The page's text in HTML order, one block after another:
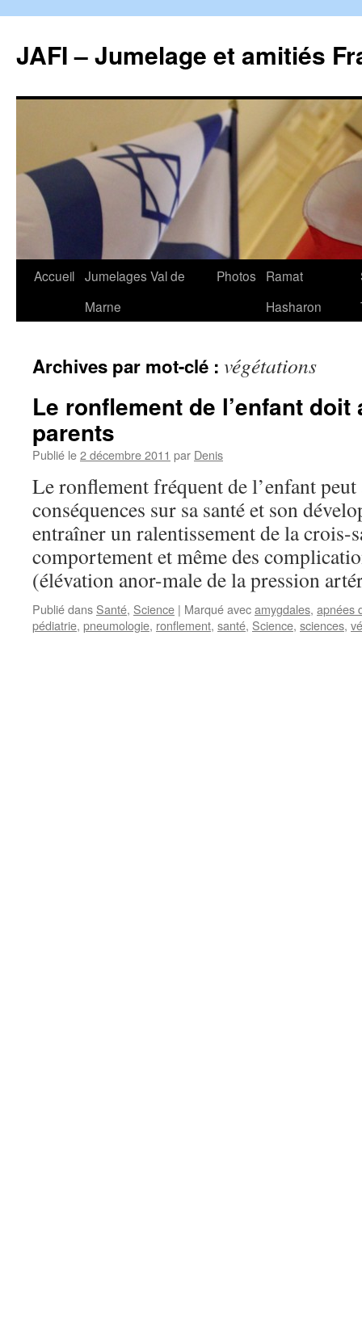
JAFI – Jumelage et amitiés
Aller
Accueil Jumelages Val de
Marne
Photos
Ramat
Hasharon
Archives par mot-clé : végétations
Le ronflement de l’enfant
parents
Publié le2 décembre 2011 par Denis
Le ronflement fréquent de l’enfant peut
conséquences sur sa santé et son
entraîner un ralentissement de la crois-
comportement et même des
(élévation anor-male de la pression
Publié dans Santé, Science | Marqué avecamygdales, apnées
pédiatrie, pneumologie, ronflement, santé, Science, sciences,